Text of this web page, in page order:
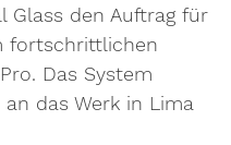
Glass den Auftrag für
fortschrittlichen
Das System
das Werk in Lima